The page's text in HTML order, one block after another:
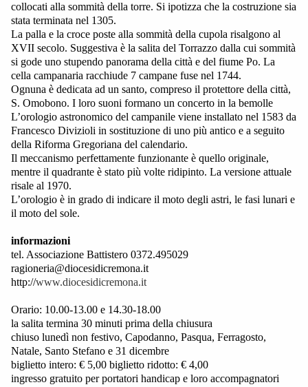
collocati alla sommità della torre. Si ipotizza che la costruzione sia
stata terminata nel 1305.
La palla e la croce poste alla sommità della cupola risalgono al
XVII secolo. Suggestiva è la salita del Torrazzo dalla cui sommità
si gode uno stupendo panorama della città e del fiume Po. La
cella campanaria racchiude 7 campane fuse nel 1744.
Ognuna è dedicata ad un santo, compreso il protettore della città,
S. Omobono. I loro suoni formano un concerto in la bemolle
L’orologio astronomico del campanile viene installato nel 1583 da
Francesco Divizioli in sostituzione di uno più antico e a seguito
della Riforma Gregoriana del calendario.
Il meccanismo perfettamente funzionante è quello originale,
mentre il quadrante è stato più volte ridipinto. La versione attuale
risale al 1970.
L’orologio è in grado di indicare il moto degli astri, le fasi lunari e
il moto del sole.
informazioni
tel. Associazione Battistero 0372.495029
ragioneria@diocesidicremona.it
http://www.diocesidicremona.it
Orario: 10.00-13.00 e 14.30-18.00
la salita termina 30 minuti prima della chiusura
chiuso lunedì non festivo, Capodanno, Pasqua, Ferragosto,
Natale, Santo Stefano e 31 dicembre
biglietto intero: € 5,00 biglietto ridotto: € 4,00
ingresso gratuito per portatori handicap e loro accompagnatori